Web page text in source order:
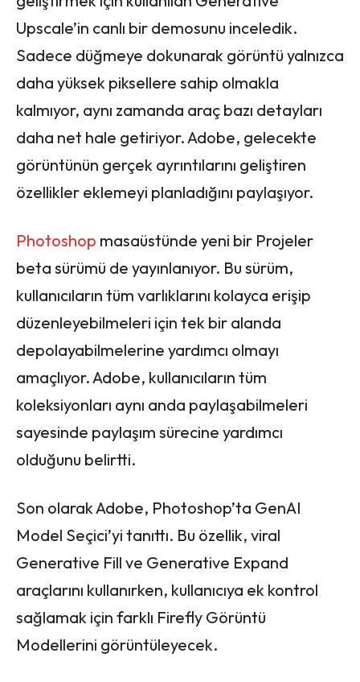
Upscale’in canlı bir demosunu inceledik.
Sadece düğmeye dokunarak görüntü yalnızca
daha yüksek piksellere sahip olmakla
kalmıyor, aynı zamanda araç bazı detayları
daha net hale getiriyor. Adobe, gelecekte
görüntünün gerçek ayrıntılarını geliştiren
özellikler eklemeyi planladığını paylaşıyor.
Photoshop masaüstünde yeni bir Projeler
beta sürümü de yayınlanıyor. Bu sürüm,
kullanıcıların tüm varlıklarını kolayca erişip
düzenleyebilmeleri için tek bir alanda
depolayabilmelerine yardımcı olmayı
amaçlıyor. Adobe, kullanıcıların tüm
koleksiyonları aynı anda paylaşabilmeleri
sayesinde paylaşım sürecine yardımcı
olduğunu belirtti.
Son olarak Adobe, Photoshop’ta GenAI
Model Seçici’yi tanıttı. Bu özellik, viral
Generative Fill ve Generative Expand
araçlarını kullanırken, kullanıcıya ek kontrol
sağlamak için farklı Firefly Görüntü
Modellerini görüntüleyecek.